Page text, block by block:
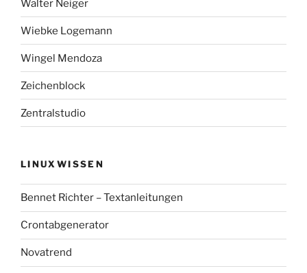
Walter Neiger
Wiebke Logemann
Wingel Mendoza
Zeichenblock
Zentralstudio
LINUXWISSEN
Bennet Richter – Textanleitungen
Crontabgenerator
Novatrend